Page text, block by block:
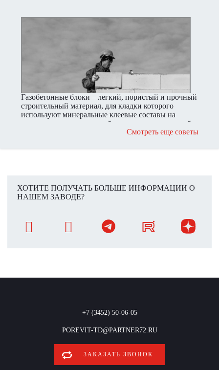
Газобетонные блоки – легкий, пористый и прочный
строительный материал, для кладки которого
используют минеральные клеевые составы на
основе цементно-песчаной смеси или вспененный
Смотреть еще советы
ХОТИТЕ ПОЛУЧАТЬ БОЛЬШЕ ИНФОРМАЦИИ О
НАШЕМ ЗАВОДЕ?
+7 (3452) 50-06-05
POREVIT-TD@PARTNER72.RU
ЗАКАЗАТЬ ЗВОНОК